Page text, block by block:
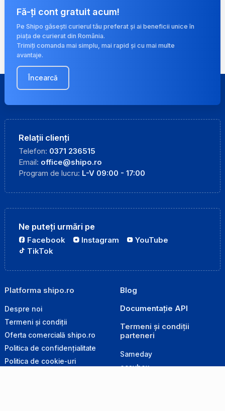
Fă-ți cont gratuit acum!
Pe Shipo găsești curierul tău preferat și ai beneficii unice în
piața de curierat din România.
Trimiți comanda mai simplu, mai rapid și cu mai multe
avantaje.
Încearcă
Relații clienți
Telefon: 0371 236515
Email: office@shipo.ro
Program de lucru: L-V 09:00 - 17:00
Ne puteți urmări pe
Facebook Instagram
YouTube
TikTok
Platforma shipo.ro
Despre noi
Termeni și condiții
Oferta comercială shipo.ro
Politica de confidențialitate
Politica de cookie-uri
Blog
Documentație API
Termeni și condiții
parteneri
Sameday
easybox